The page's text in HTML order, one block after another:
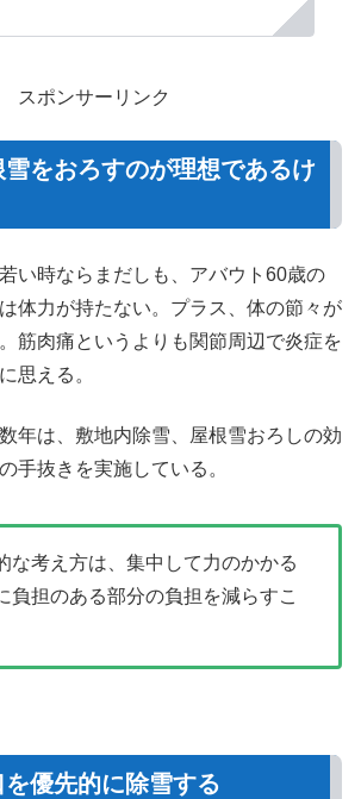
スポンサーリンク
をおろすのが理想であるけ
い時ならまだしも、アバウト60歳の
体力が持たない。プラス、体の節々が
筋肉痛というよりも関節周辺で炎症を
思える。
年は、敷地内除雪、屋根雪おろしの効
手抜きを実施している。
な考え方は、集中して力のかかる
負担のある部分の負担を減らすこ
優先的に除雪する